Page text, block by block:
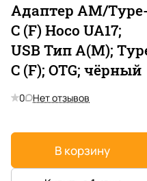
Адаптер AM/Type-
C (F) Hoco UA17;
USB Тип A(M);
C (F); OTG; чёрный
0 Нет отзывов
В корзину